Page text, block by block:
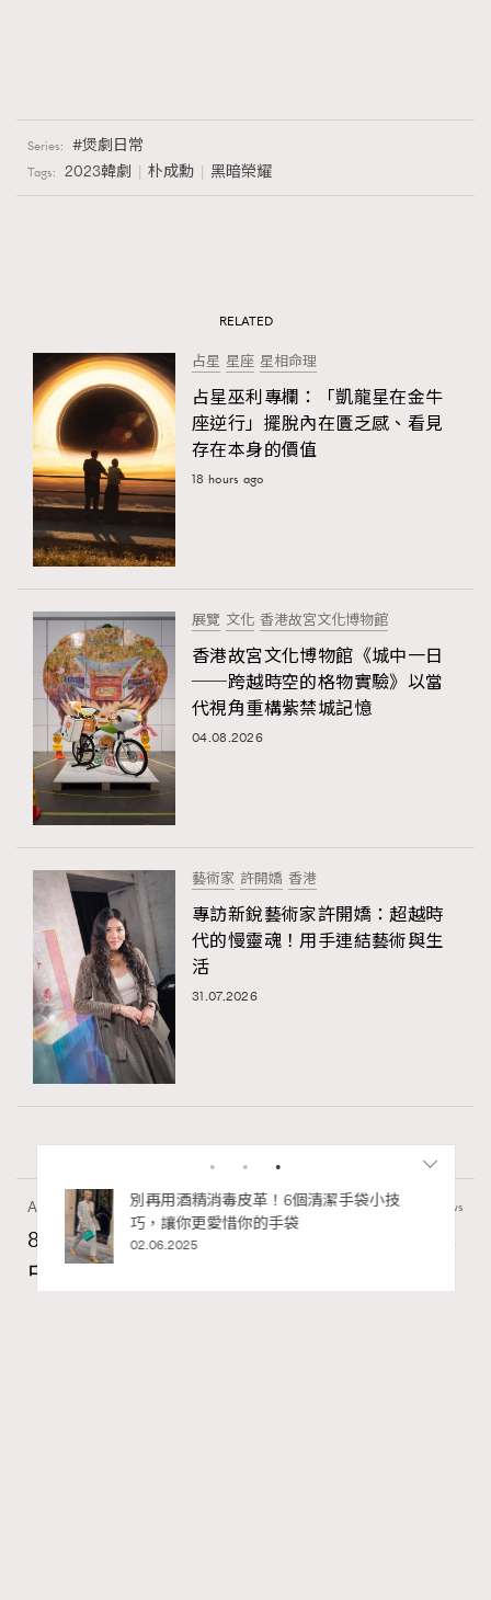
Series: 煲劇日常
Tags: 2023韓劇 朴成勳 黑暗榮耀
RELATED
占星 星座 星相命理
占星巫利專欄：「凱龍星在金牛
座逆行」擺脫內在匱乏感、看見
存在本身的價值
18 hours ago
展覽 文化 香港故宮文化博物館
香港故宮文化博物館《城中一日
──跨越時空的格物實驗》以當
代視角重構紫禁城記憶
04.08.2026
藝術家 許開嬌 香港
專訪新銳藝術家許開嬌：超越時
代的慢靈魂！用手連結藝術與生
活
31.07.2026
Art 11.4k views
8月香港藝術展覽：香港故宮文化博物館《城
中一日》、遊戲迷必訪《游於藝乎》、《西
的顯
別再用酒精消毒皮革！6個清潔手袋小技
巧，讓你更愛惜你的手袋
02.06.2025